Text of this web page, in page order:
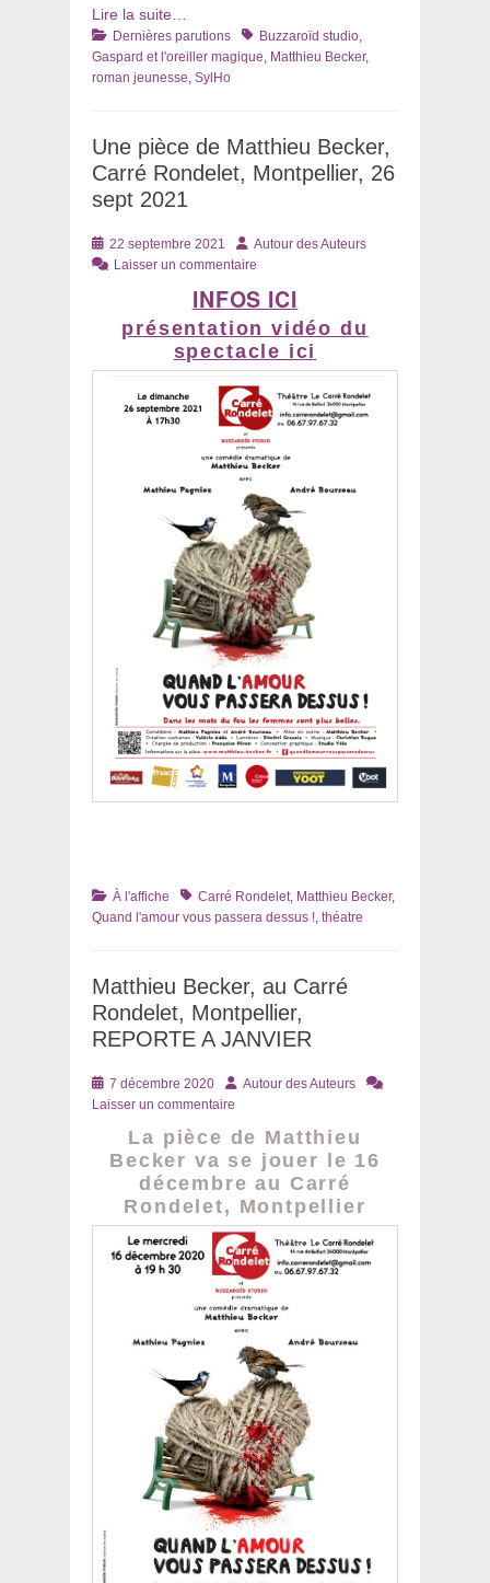
Lire la suite…
Catégories
Dernières parutions TagsBuzzaroïd studio,
Gaspard et l'oreiller magique, Matthieu Becker,
roman jeunesse, SylHo
Une pièce de Matthieu Becker,
Carré Rondelet, Montpellier, 26
sept 2021
Posté
le
22 septembre 2021 AuteurAutour des Auteurs
Laisser un commentaire
INFOS ICI
présentation vidéo du
spectacle ici
Catégories
À l'affiche TagsCarré Rondelet, Matthieu Becker,
Quand l'amour vous passera dessus !, théatre
Matthieu Becker, au Carré
Rondelet, Montpellier,
REPORTE A JANVIER
Posté
le
7 décembre 2020 AuteurAutour des Auteurs
Laisser un commentaire
La pièce de Matthieu
Becker va se jouer le 16
décembre au Carré
Rondelet, Montpellier